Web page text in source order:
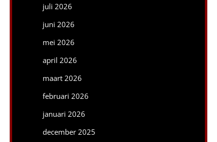
juli 2026
juni 2026
mei 2026
april 2026
maart 2026
februari 2026
januari 2026
december 2025